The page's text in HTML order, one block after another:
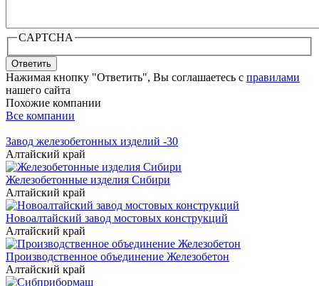
CAPTCHA
Ответить
Нажимая кнопку "Ответить", Вы соглашаетесь с правилами
нашего сайта
Похожие компании
Все компании
Завод железобетонных изделий -30
Алтайский край
Железобетонные изделия Сибири
Алтайский край
Новоалтайский завод мостовых конструкций
Алтайский край
Производственное объединение Железобетон
Алтайский край